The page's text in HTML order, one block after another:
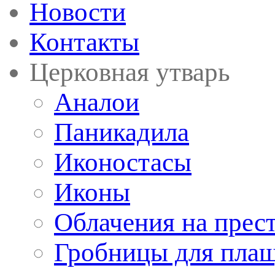
Новости
Контакты
Церковная утварь
Аналои
Паникадила
Иконостасы
Иконы
Облачения на
Гробницы для